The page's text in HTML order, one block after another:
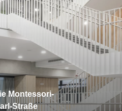
Montessori-
Straße